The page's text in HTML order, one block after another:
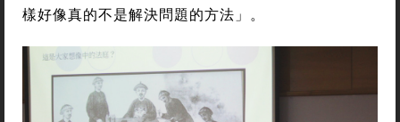
樣好像真的不是解決問題的方法」。